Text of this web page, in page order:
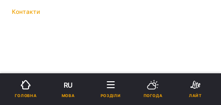
Контакти
ГОЛОВНА
RU
МОВА РОЗДІЛИ ПОГОДА ЛАЙТ